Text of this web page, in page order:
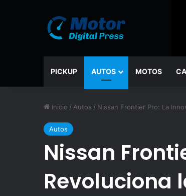
PICKUP AUTOS MOTOS
Inicio / Autos / Nissan Frontier Pro: La
Autos
Nissan
Revoluciona